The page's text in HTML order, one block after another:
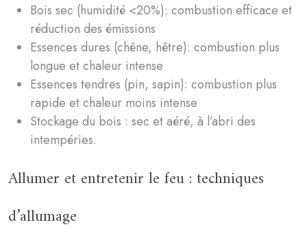
Bois sec (humidité <20%): combustion efficace et
réduction des émissions
Essences dures (chêne, hêtre): combustion plus
longue et chaleur intense
Essences tendres (pin, sapin): combustion plus
rapide et chaleur moins intense
Stockage du bois : sec et aéré, à l’abri des
intempéries.
Allumer et entretenir le feu : techniques
d’allumage